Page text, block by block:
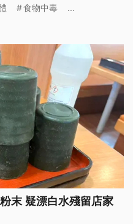
食物中毒 ...
末 疑漂白水殘留店家